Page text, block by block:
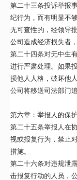
第二十三条投诉举报
纪行为，而有明显不
无可查性的，经领导
公司造成经济损失者
第二十四条对无中生
进行严肃处理。如果
损他人人格，破坏他
公司将移送司法部门
第六章：举报人的保护
第二十五条举报人在
视或报复行为，禁止
措施。
第二十六条对违规泄
击报复行动的人员，